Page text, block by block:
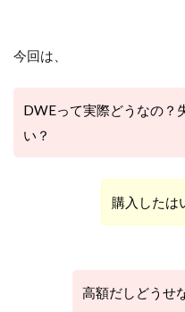
今回は、
DWEって実際どうなの？
い？
購入したは
高額だしどうせ